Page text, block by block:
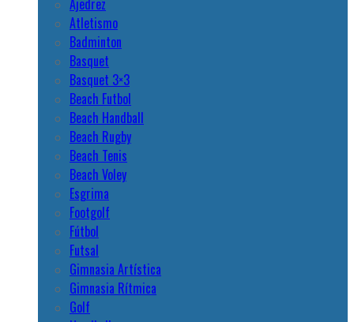
Ajedrez
Atletismo
Badminton
Basquet
Basquet 3×3
Beach Futbol
Beach Handball
Beach Rugby
Beach Tenis
Beach Voley
Esgrima
Footgolf
Fútbol
Futsal
Gimnasia Artística
Gimnasia Rítmica
Golf